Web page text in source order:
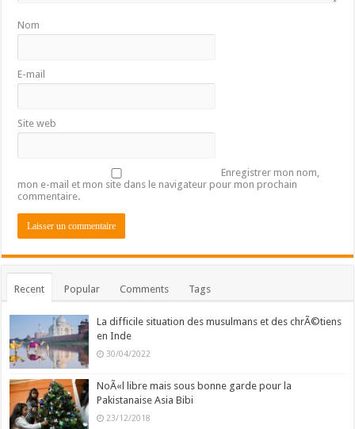
Nom
E-mail
Site web
Enregistrer mon nom,
mon e-mail et mon site dans le navigateur pour mon prochain
commentaire.
Recent Popular Comments Tags
La difficile situation des musulmans et des chrÃ©tiens
en Inde
30/04/2022
NoÃ«l libre mais sous bonne garde pour la
Pakistanaise Asia Bibi
23/12/2018